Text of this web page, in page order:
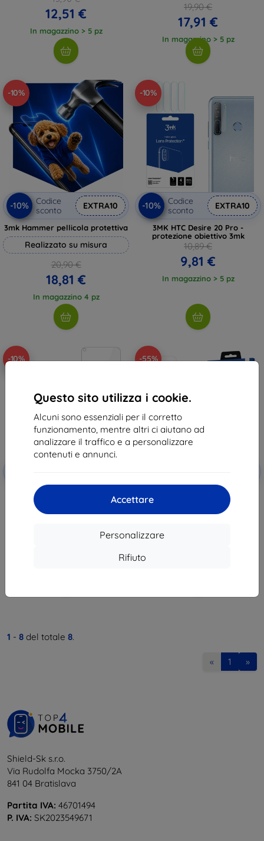
Questo sito utilizza i cookie.
Alcuni sono essenziali per il corretto
funzionamento, mentre altri ci aiutano ad
analizzare il traffico e a personalizzare
contenuti e annunci.
Accettare
Personalizzare
Rifiuto
12,51 €
In magazzino > 5 pz
19,90 €
17,91 €
In magazzino > 5 pz
-10%
-10%
Codice
sconto
EXTRA10
3mk Hammer pellicola protettiva
Realizzato su misura
20,90 €
18,81 €
In magazzino 4 pz
-10%
-10%
Codice
sconto
EXTRA10
3MK HTC Desire 20 Pro -
protezione obiettivo 3mk
10,89 €
9,81 €
In magazzino > 5 pz
-10%
3MK HTC Desire 20 Pro - 3mk
FlexibleGlass Lite
10,89 €
-55%
3MK FlexibleGlass HTC Desire 20
15,90 €
1 - 8 del totale 8.
« 1 »
Shield-Sk s.r.o.
Via Rudolfa Mocka 3750/2A
841 04 Bratislava
Partita IVA: 46701494
P. IVA: SK2023549671